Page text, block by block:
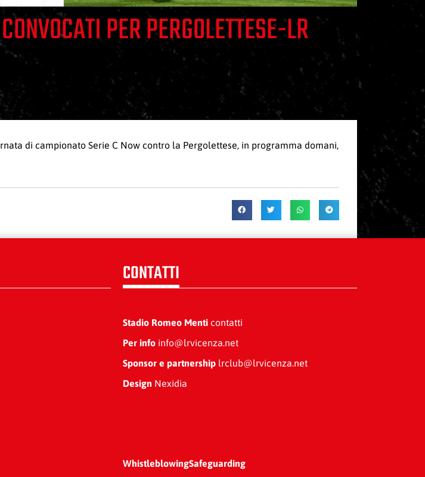
PER PERGOLETTESE-LR
di campionato Serie C Now contro la Pergolettese, in programma domani,
CONTATTI
Stadio Romeo Menticontatti
Per infoinfo@lrvicenza.net
Sponsor e partnershiplrclub@lrvicenza.net
Design Nexidia
WhistleblowingSafeguarding